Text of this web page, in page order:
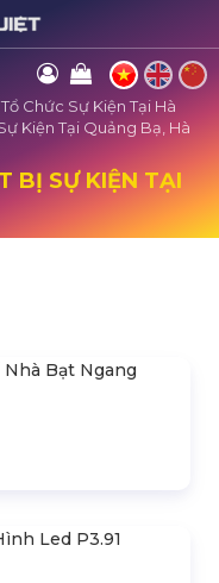
Tổ Chức Sự Kiện Tại Hà
Kiện Tại Quảng Bạ, Hà
BỊ SỰ KIỆN TẠI
Bạt Ngang
Led P3.91